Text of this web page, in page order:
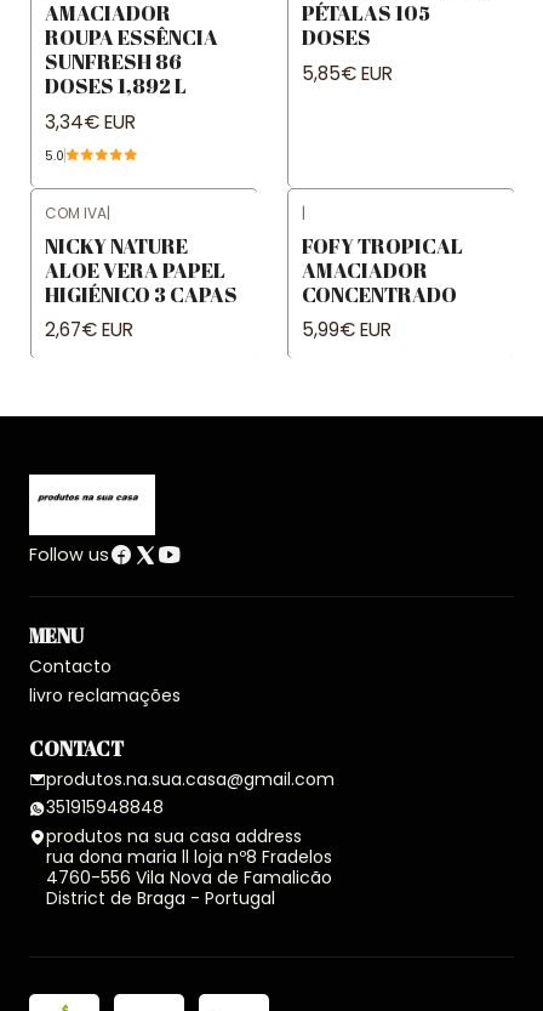
AMACIADOR
ROUPA ESSÊNCIA
SUNFRESH 86
DOSES 1,892 L
3,34€ EUR
5.0
PÉTALAS 105
DOSES
5,85€ EUR
COM IVA|
NICKY NATURE
ALOE VERA PAPEL
HIGIÉNICO 3 CAPAS
2,67€ EUR
|
FOFY TROPICAL
AMACIADOR
CONCENTRADO
5,99€ EUR
Follow us
MENU
Contacto
livro reclamações
CONTACT
produtos.na.sua.casa@gmail.com
351915948848
produtos na sua casa address
rua dona maria ll loja nº8 Fradelos
4760-556 Vila Nova de Famalicão
District de Braga - Portugal